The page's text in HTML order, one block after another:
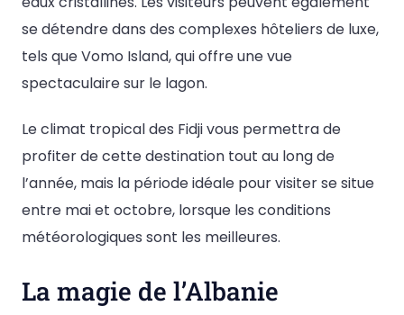
se détendre dans des complexes hôteliers de luxe,
tels que Vomo Island, qui offre une vue
spectaculaire sur le lagon.
Le climat tropical des Fidji vous permettra de
profiter de cette destination tout au long de
l’année, mais la période idéale pour visiter se situe
entre mai et octobre, lorsque les conditions
météorologiques sont les meilleures.
La magie de l’Albanie